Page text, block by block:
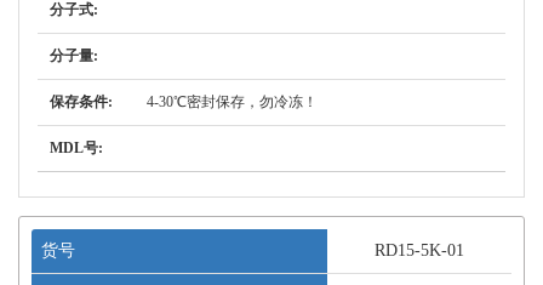
分子式:
分子量:
保存条件: 4-30℃密封保存，勿冷冻！
MDL号:
货号 RD15-5K-01